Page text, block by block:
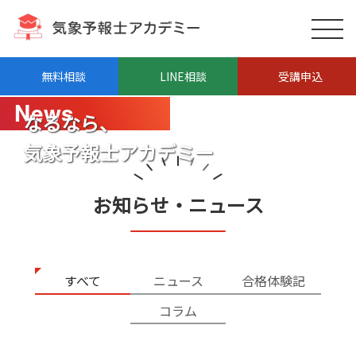
無料相談 LINE相談 受講申込
なるなら、
気象予報士アカデミー
受講生の合格率は
倍
News
お知らせ・ニュース
すべて ニュース
合格体験記
コラム